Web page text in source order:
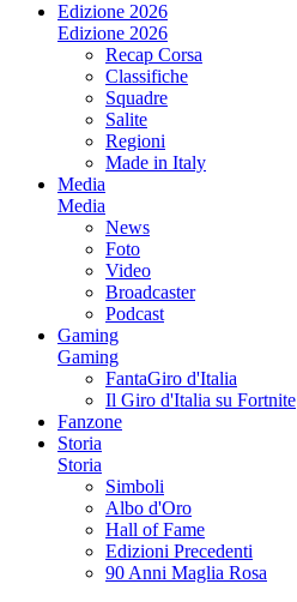
Edizione 2026
Edizione 2026
Recap Corsa
Classifiche
Squadre
Salite
Regioni
Made in Italy
Media
Media
News
Foto
Video
Broadcaster
Podcast
Gaming
Gaming
FantaGiro d'Italia
Il Giro d'Italia su Fortnite
Fanzone
Storia
Storia
Simboli
Albo d'Oro
Hall of Fame
Edizioni Precedenti
90 Anni Maglia Rosa